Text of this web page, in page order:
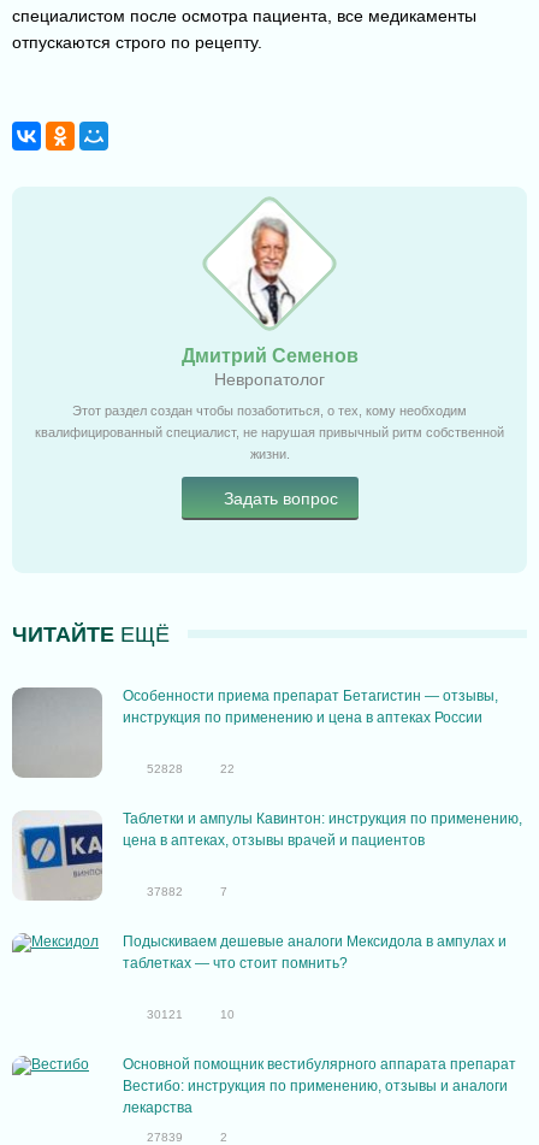
специалистом после осмотра пациента, все медикаменты
отпускаются строго по рецепту.
Дмитрий Семенов
Невропатолог
Этот раздел создан чтобы позаботиться, о тех, кому необходим
квалифицированный специалист, не нарушая привычный ритм собственной
жизни.
Задать вопрос
ЧИТАЙТЕ ЕЩЁ
Особенности приема препарат Бетагистин — отзывы,
инструкция по применению и цена в аптеках России
52828 22
Таблетки и ампулы Кавинтон: инструкция по применению,
цена в аптеках, отзывы врачей и пациентов
37882 7
Подыскиваем дешевые аналоги Мексидола в ампулах и
таблетках — что стоит помнить?
30121 10
Основной помощник вестибулярного аппарата препарат
Вестибо: инструкция по применению, отзывы и аналоги
лекарства
27839 2